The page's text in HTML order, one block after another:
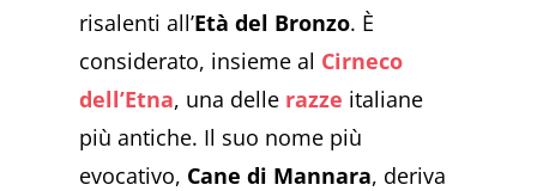
risalenti all’Età del Bronzo. È
considerato, insieme al Cirneco
dell’Etna, una delle razze italiane
più antiche. Il suo nome più
evocativo, Cane di Mannara, deriva